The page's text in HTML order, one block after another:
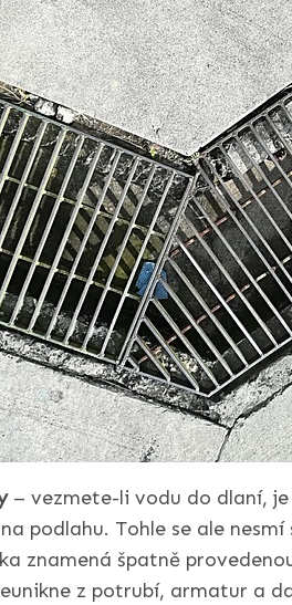
– vezmete-li vodu do dlaní,
podlahu. Tohle se ale
znamená špatně
z potrubí, armatur a